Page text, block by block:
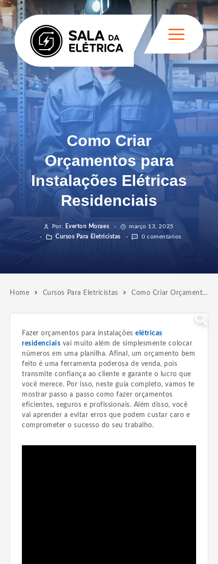
Como Criar
Orçamentos para
Instalações Elétricas
Residenciais
Por: Everton Moraes
março 13, 2025
Cursos Para Eletricistas
0 comentários
Home Cursos Para Eletricistas Como Criar Orçamentos para Instalações Elétricas Residenciais
Fazer orçamentos para instalaçõeselétricas
residenciais vai muito além de simplesmente colocar
números em uma planilha. Afinal, um orçamento bem
feito é uma ferramenta poderosa de venda, pois
transmite confiança ao cliente e garante o lucro que
você merece. Por isso, neste guia completo, vamos te
mostrar passo a passo como fazer orçamentos
eficientes, seguros e profissionais. Além disso, você
vai aprender a evitar erros que podem custar caro e
comprometer o sucesso do seu trabalho.